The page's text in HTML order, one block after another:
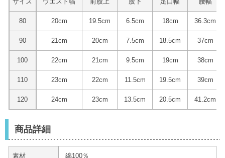
80 20cm 19.5cm 6.5cm 18cm 36.3cm
90 21cm 20cm 7.5cm 18.5cm 37cm
100 22cm 21cm 9.5cm 19cm 38cm
110 23cm 22cm 11.5cm 19.5cm 39cm
120 24cm 23cm 13.5cm 20.5cm 41.2cm
商品詳細
素材 綿100％